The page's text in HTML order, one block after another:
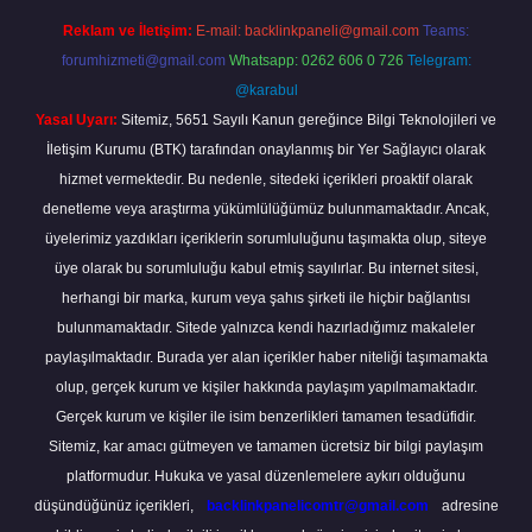
Reklam ve İletişim: E-mail: backlinkpaneli@gmail.com Teams:
forumhizmeti@gmail.com Whatsapp: 0262 606 0 726 Telegram:
@karabul
Yasal Uyarı: Sitemiz, 5651 Sayılı Kanun gereğince Bilgi Teknolojileri ve
İletişim Kurumu (BTK) tarafından onaylanmış bir Yer Sağlayıcı olarak
hizmet vermektedir. Bu nedenle, sitedeki içerikleri proaktif olarak
denetleme veya araştırma yükümlülüğümüz bulunmamaktadır. Ancak,
üyelerimiz yazdıkları içeriklerin sorumluluğunu taşımakta olup, siteye
üye olarak bu sorumluluğu kabul etmiş sayılırlar. Bu internet sitesi,
herhangi bir marka, kurum veya şahıs şirketi ile hiçbir bağlantısı
bulunmamaktadır. Sitede yalnızca kendi hazırladığımız makaleler
paylaşılmaktadır. Burada yer alan içerikler haber niteliği taşımamakta
olup, gerçek kurum ve kişiler hakkında paylaşım yapılmamaktadır.
Gerçek kurum ve kişiler ile isim benzerlikleri tamamen tesadüfidir.
Sitemiz, kar amacı gütmeyen ve tamamen ücretsiz bir bilgi paylaşım
platformudur. Hukuka ve yasal düzenlemelere aykırı olduğunu
düşündüğünüz içerikleri,
backlinkpanelicomtr@gmail.com
adresine